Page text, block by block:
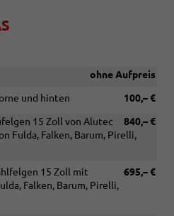
ohne Aufpreis
100,– €
und hinten
840,– €
15 Zoll von Alutec
Fulda, Falken, Barum, Pirelli,
695,– €
15 Zoll mit
Falken, Barum, Pirelli,